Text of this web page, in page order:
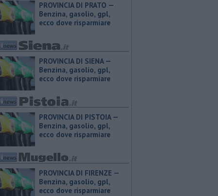
PROVINCIA DI PRATO — ​
Benzina, gasolio, gpl,
ecco dove risparmiare
PROVINCIA DI SIENA — ​
Benzina, gasolio, gpl,
ecco dove risparmiare
PROVINCIA DI PISTOIA — ​
Benzina, gasolio, gpl,
ecco dove risparmiare
PROVINCIA DI FIRENZE — ​
Benzina, gasolio, gpl,
ecco dove risparmiare